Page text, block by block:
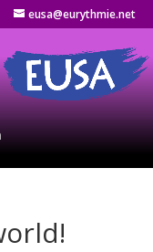
eusa@eurythmie.net